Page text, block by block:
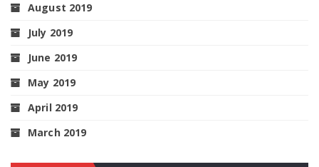
August 2019
July 2019
June 2019
May 2019
April 2019
March 2019